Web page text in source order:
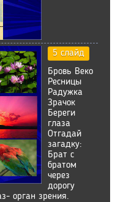
5 слайд
Бровь Веко
Ресницы
Радужка
Зрачок
Береги
глаза
Отгадай
загадку:
Брат с
братом
через
дорогу
орган зрения.